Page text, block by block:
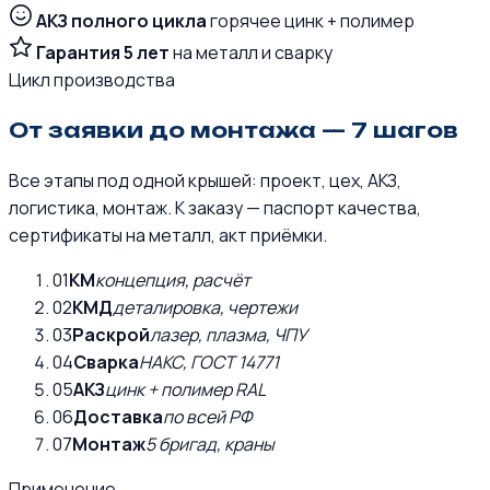
АКЗ полного циклагорячее цинк + полимер
Гарантия 5 летна металл и сварку
Цикл производства
От заявки до монтажа — 7 шагов
Все этапы под одной крышей: проект, цех, АКЗ,
логистика, монтаж. К заказу — паспорт качества,
сертификаты на металл, акт приёмки.
01КМконцепция, расчёт
02КМДдеталировка, чертежи
03Раскройлазер, плазма, ЧПУ
04СваркаНАКС, ГОСТ 14771
05АКЗцинк + полимер RAL
06Доставкапо всей РФ
07Монтаж5 бригад, краны